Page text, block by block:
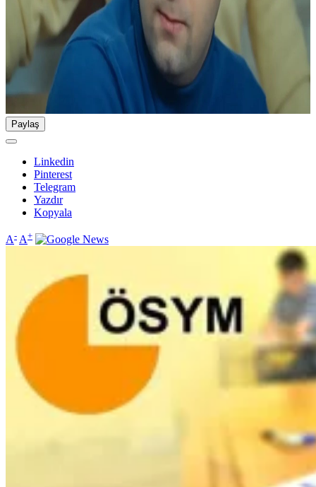
Paylaş
Linkedin
Pinterest
Telegram
Yazdır
Kopyala
A- A+